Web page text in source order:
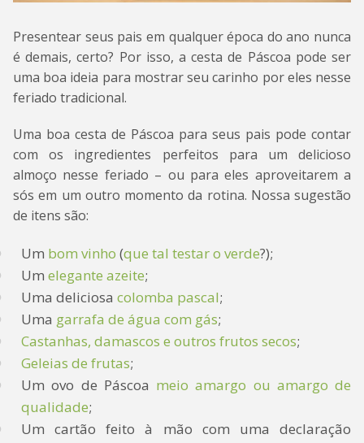
Presentear seus pais em qualquer época do ano nunca
é demais, certo? Por isso, a cesta de Páscoa pode ser
uma boa ideia para mostrar seu carinho por eles nesse
feriado tradicional.
Uma boa cesta de Páscoa para seus pais pode contar
com os ingredientes perfeitos para um delicioso
almoço nesse feriado – ou para eles aproveitarem a
sós em um outro momento da rotina. Nossa sugestão
de itens são:
Um bom vinho (que tal testar o verde?);
Um elegante azeite;
Uma deliciosa colomba pascal;
Uma garrafa de água com gás;
Castanhas, damascos e outros frutos secos;
Geleias de frutas;
Um ovo de Páscoa meio amargo ou amargo de
qualidade;
Um cartão feito à mão com uma declaração